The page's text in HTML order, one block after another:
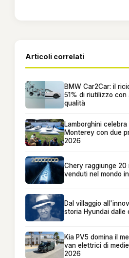
Articoli correlati
BMW Car2Car: il
51% di riutilizzo
qualità
Lamborghini
Monterey con due
2026
Chery raggiunge 20
venduti nel mondo
Dal villaggio
storia Hyundai dalle
Kia PV5 domina il
van elettrici di
2026